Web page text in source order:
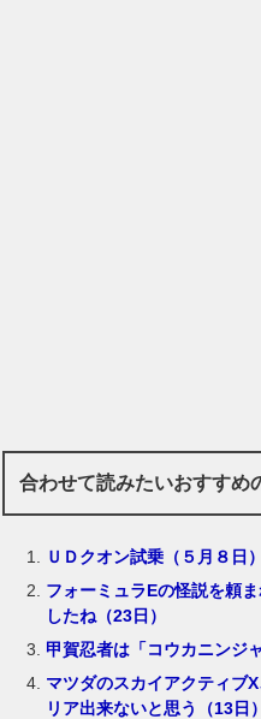
合わせて読みたいおすすめ
ＵＤクオン試乗（５月８日）
フォーミュラEの怪説を頼
したね（23日）
甲賀忍者は「コウカニンジ
マツダのスカイアクティブ
リア出来ないと思う（13日）